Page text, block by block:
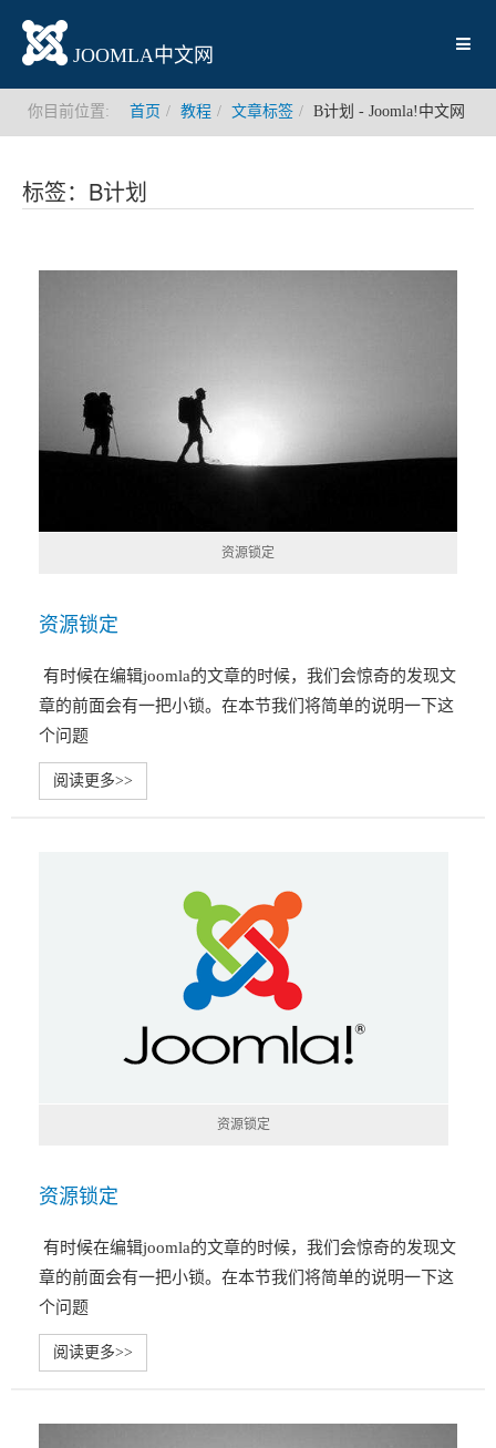
JOOMLA中文网
你目前位置: 首页 教程 文章标签 B计划 - Joomla!中文网
标签：B计划
资源锁定
资源锁定
有时候在编辑joomla的文章的时候，我们会惊奇的发现文
章的前面会有一把小锁。在本节我们将简单的说明一下这
个问题
阅读更多>>
资源锁定
资源锁定
有时候在编辑joomla的文章的时候，我们会惊奇的发现文
章的前面会有一把小锁。在本节我们将简单的说明一下这
个问题
阅读更多>>